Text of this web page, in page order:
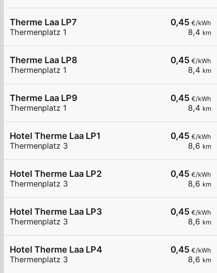
0,45 €/kWh
8,4 km
Therme Laa LP7
Thermenplatz 1
0,45 €/kWh
8,4 km
Therme Laa LP8
Thermenplatz 1
0,45 €/kWh
8,4 km
Therme Laa LP9
Thermenplatz 1
0,45 €/kWh
8,6 km
Hotel Therme Laa LP1
Thermenplatz 3
0,45 €/kWh
8,6 km
Hotel Therme Laa LP2
Thermenplatz 3
0,45 €/kWh
8,6 km
Hotel Therme Laa LP3
Thermenplatz 3
0,45 €/kWh
8,6 km
Hotel Therme Laa LP4
Thermenplatz 3